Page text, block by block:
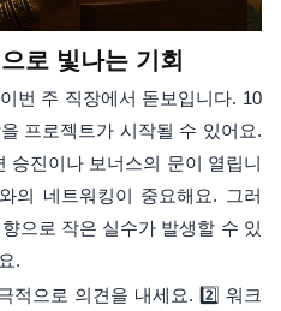
로 빛나는 기회
번 주 직장에서 돋보입니다. 10
프로젝트가 시작될 수 있어요.
승진이나 보너스의 문이 열립니
의 네트워킹이 중요해요. 그러
으로 작은 실수가 발생할 수 있
.
적으로 의견을 내세요. 2️⃣ 워크